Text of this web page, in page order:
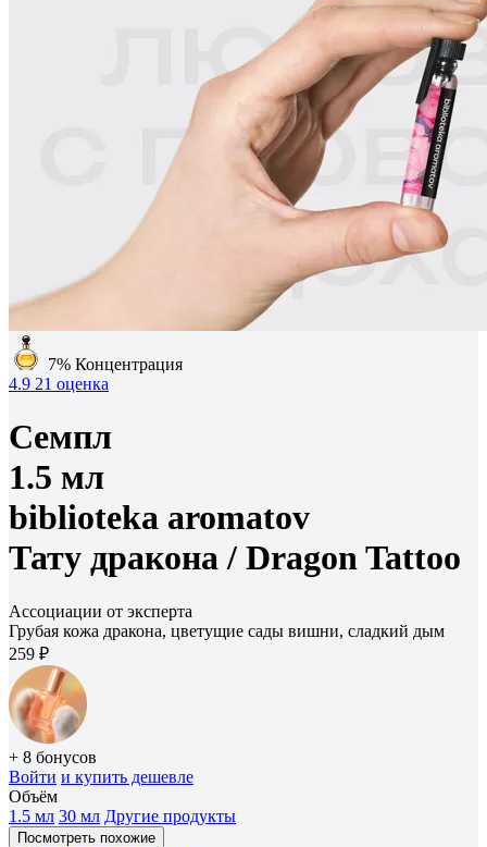
7% Концентрация
4.9 21 оценка
Семпл
1.5 мл
biblioteka aromatov
Тату дракона / Dragon Tattoo
Ассоциации от эксперта
Грубая кожа дракона, цветущие сады вишни, сладкий дым
259 ₽
+ 8 бонусов
Войти и купить дешевле
Объём
1.5 мл 30 мл Другие продукты
Посмотреть похожие